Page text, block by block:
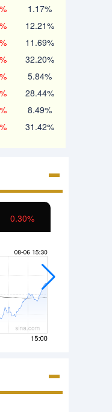
1.17%
12.21%
11.69%
32.20%
5.84%
28.44%
8.49%
31.42%
0.30%